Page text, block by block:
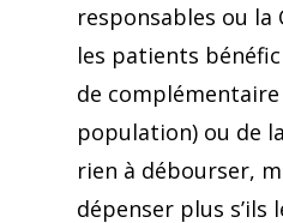
responsables ou la
les patients
de complémentaire
population) ou de
rien à débourser,
dépenser plus s’ils